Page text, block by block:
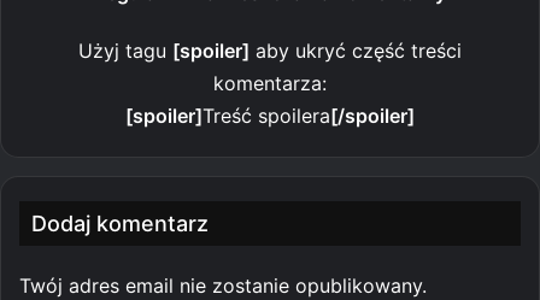
Użyj tagu [spoiler] aby ukryć część treści
komentarza:
[spoiler]Treść spoilera[/spoiler]
Dodaj komentarz
Twój adres email nie zostanie opublikowany.